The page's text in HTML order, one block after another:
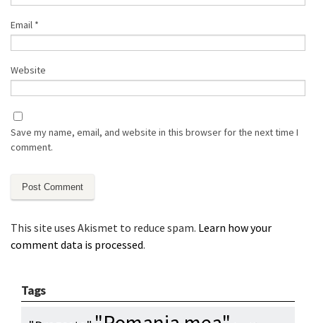
Email *
Website
Save my name, email, and website in this browser for the next time I
comment.
This site uses Akismet to reduce spam. Learn how your
comment data is processed.
Tags